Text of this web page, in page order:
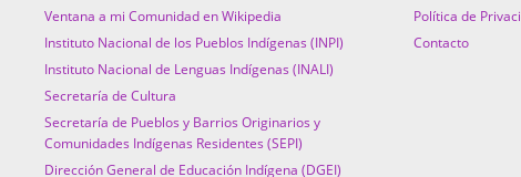
Ventana a mi Comunidad en Wikipedia
Instituto Nacional de los Pueblos Indígenas (INPI)
Instituto Nacional de Lenguas Indígenas (INALI)
Secretaría de Cultura
Secretaría de Pueblos y Barrios Originarios y
Comunidades Indígenas Residentes (SEPI)
Dirección General de Educación Indígena (DGEI)
Política de
Contacto